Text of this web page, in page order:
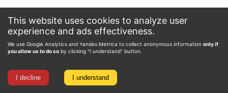
This website uses cookies to analyze user
experience and ads effectiveness.
We use Google Analytics and Yandex.Metrica to collect anonymous information only if
you allow us to do so by clicking "I understand" button.
I decline I understand
Paslanma durumu 0, 2, 3